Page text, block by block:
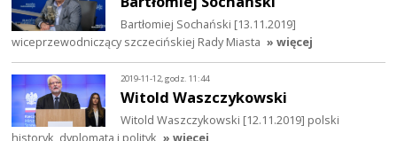
Bartłomiej Sochański [13.11.2019]
wiceprzewodniczący szczecińskiej Rady Miasta » więcej
2019-11-12, godz. 11:44
Witold Waszczykowski
Witold Waszczykowski [12.11.2019] polski
historyk, dyplomata i polityk » więcej